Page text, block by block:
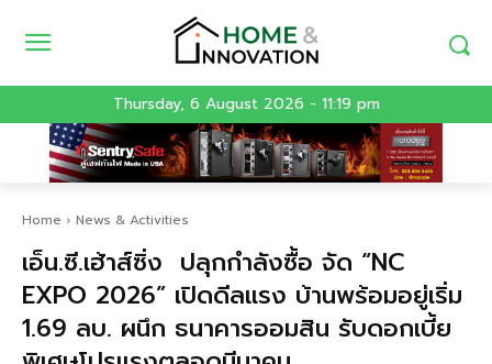
Thursday, 6 August 2026 - 11:19 pm
Home News & Activities
เอ็น.ซี.เฮ้าส์ซิ่ง ปลุกกำลังซื้อ จัด “NC
EXPO 2026” เปิดดีลแรง บ้านพร้อมอยู่เริ่ม
1.69 ลบ. ผนึก ธนาคารออมสิน รับดอกเบี้ย